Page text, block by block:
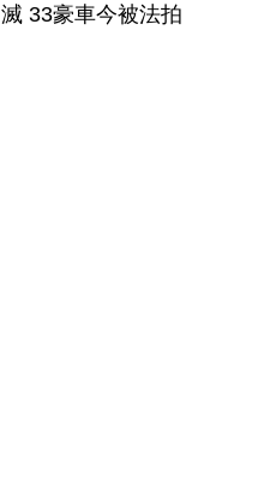
滅 33豪車今被法拍